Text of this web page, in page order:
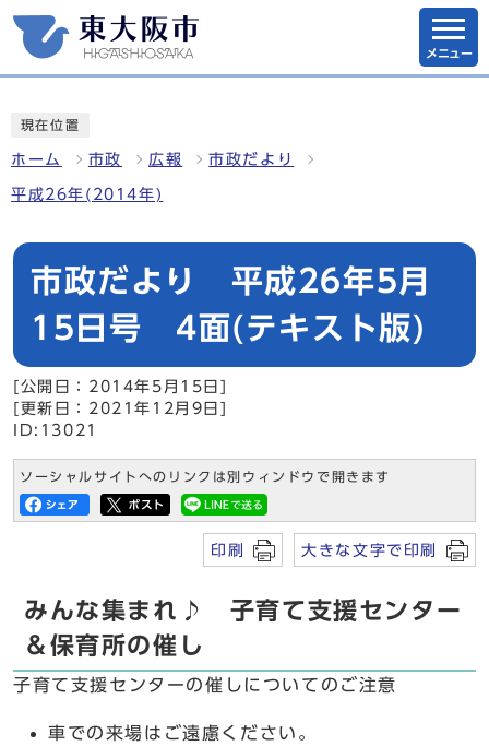
メニュー
現在位置
ホーム 市政 広報 市政だより
平成26年(2014年)
市政だより 平成26年5月
15日号 4面(テキスト版)
[公開日：2014年5月15日]
[更新日：2021年12月9日]
ID:13021
ソーシャルサイトへのリンクは別ウィンドウで開きます
印刷 大きな文字で印刷
みんな集まれ♪ 子育て支援センター
＆保育所の催し
子育て支援センターの催しについてのご注意
車での来場はご遠慮ください。